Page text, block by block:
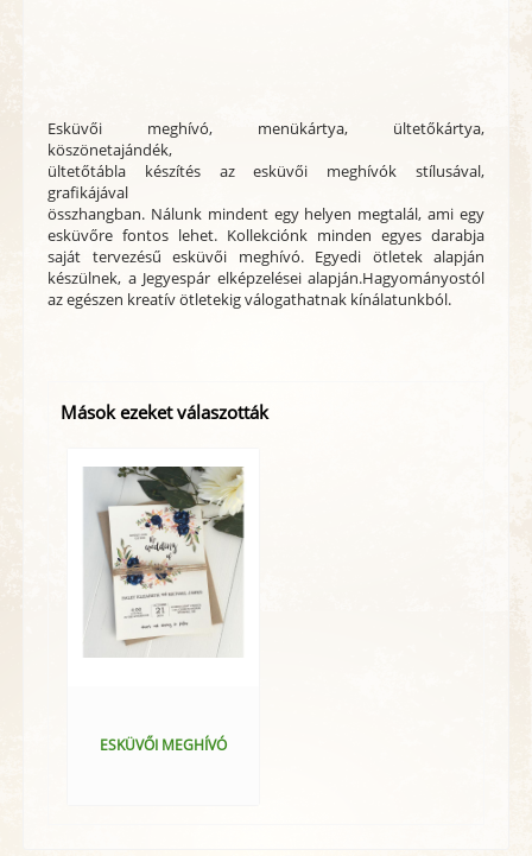
Esküvői meghívó, menükártya, ültetőkártya,
köszönetajándék,
ültetőtábla készítés az esküvői meghívók stílusával,
grafikájával
összhangban. Nálunk mindent egy helyen megtalál, ami egy
esküvőre fontos lehet. Kollekciónk minden egyes darabja
saját tervezésű esküvői meghívó. Egyedi ötletek alapján
készülnek, a Jegyespár elképzelései alapján.Hagyományostól
az egészen kreatív ötletekig válogathatnak kínálatunkból.
Mások ezeket válaszották
ESKÜVŐI MEGHÍVÓ